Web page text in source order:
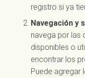
registro si ya
Navegación y
navega por las
disponibles o
encontrar los
Puede agregar